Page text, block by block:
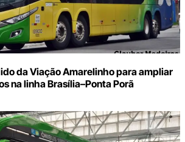
da Viação Amarelinho para ampliar
na linha Brasília–Ponta Porã